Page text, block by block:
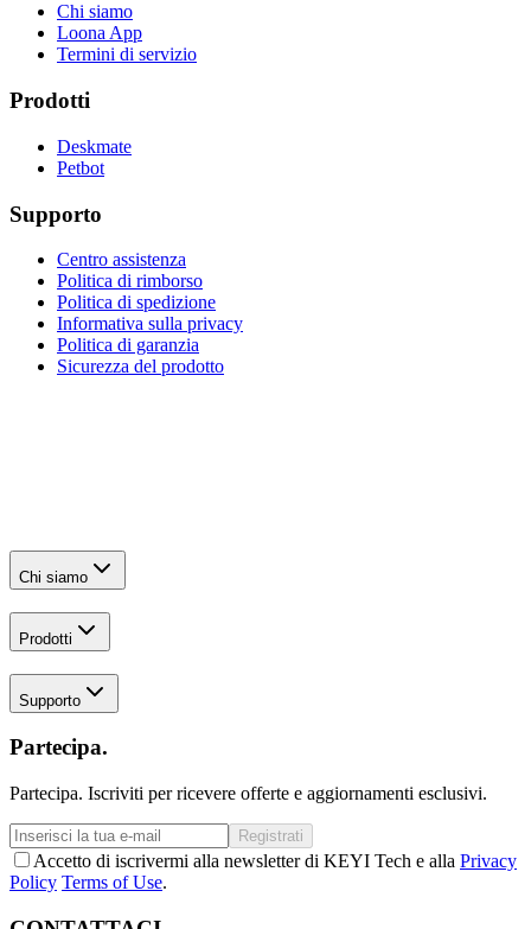
Chi siamo
Loona App
Termini di servizio
Prodotti
Deskmate
Petbot
Supporto
Centro assistenza
Politica di rimborso
Politica di spedizione
Informativa sulla privacy
Politica di garanzia
Sicurezza del prodotto
Chi siamo
Prodotti
Supporto
Partecipa.
Partecipa. Iscriviti per ricevere offerte e aggiornamenti esclusivi.
Registrati
Accetto di iscrivermi alla newsletter di KEYI Tech e alla Privacy
Policy Terms of Use.